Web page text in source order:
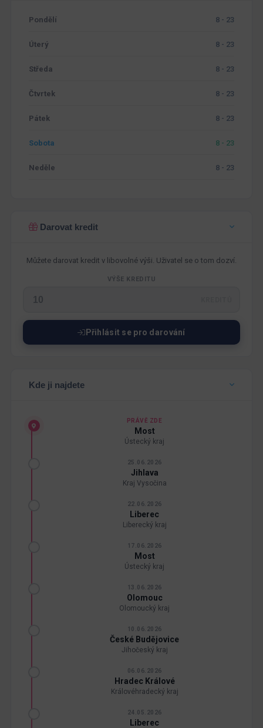
Pondělí 8 - 23
Úterý 8 - 23
Středa 8 - 23
Čtvrtek 8 - 23
Pátek 8 - 23
Sobota 8 - 23
Neděle 8 - 23
Darovat kredit
Můžete darovat kredit v libovolné výši. Uživatel se o tom dozví.
VÝŠE KREDITU
Přihlásit se pro darování
Kde ji najdete
PRÁVĚ ZDE
Most
Ústecký kraj
25.06.2026
Jihlava
Kraj Vysočina
22.06.2026
Liberec
Liberecký kraj
17.06.2026
Most
Ústecký kraj
13.06.2026
Olomouc
Olomoucký kraj
10.06.2026
České Budějovice
Jihočeský kraj
06.06.2026
Hradec Králové
Královéhradecký kraj
24.05.2026
Liberec